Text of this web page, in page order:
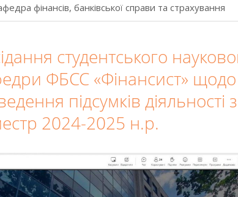
фінансів, банківської справи та страхування
студентського
ФБСС «Фінансист» щодо
підсумків діяльності
2024-2025 н.р.